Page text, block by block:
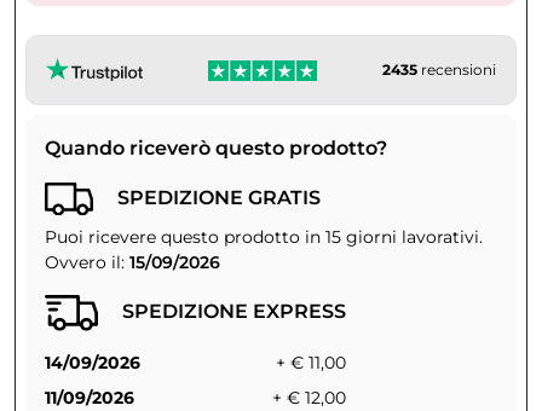
2435 recensioni
Quando riceverò questo prodotto?
SPEDIZIONE GRATIS
Puoi ricevere questo prodotto in 15 giorni lavorativi.
Ovvero il: 15/09/2026
SPEDIZIONE EXPRESS
14/09/2026
+ € 11,00
11/09/2026
+ € 12,00